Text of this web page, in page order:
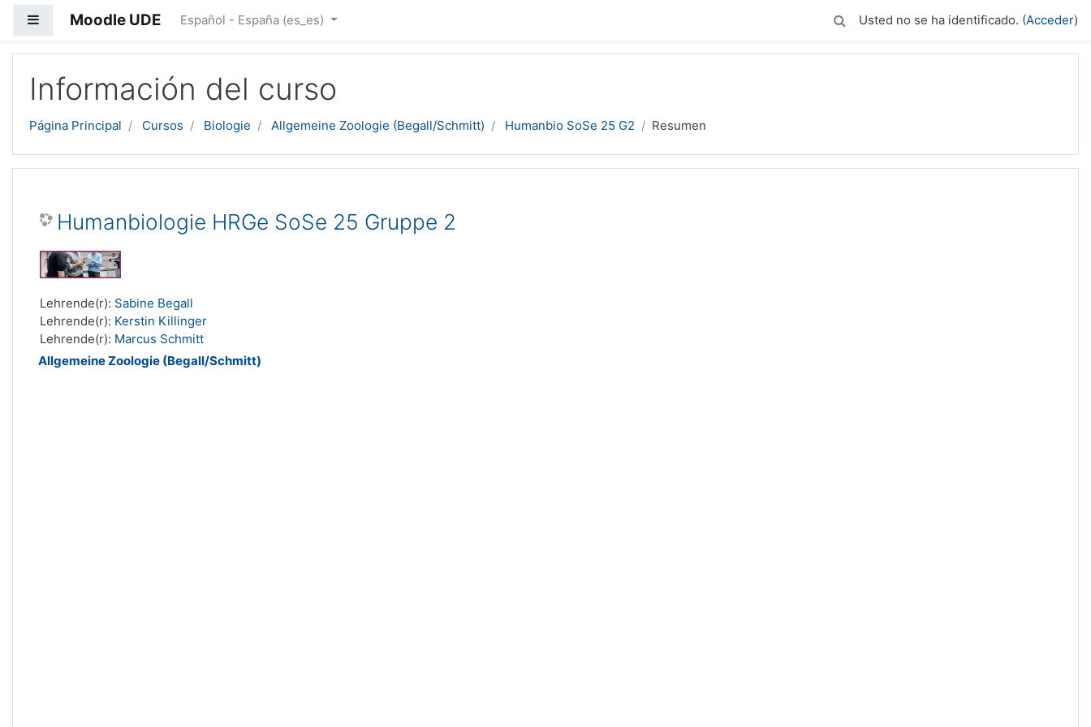
Panel lateral
Moodle UDE Español - España ‎(es_es)‎ Usted no se ha identificado. (Acceder)
Información del curso
Página Principal Cursos Biologie Allgemeine Zoologie (Begall/Schmitt) Humanbio SoSe 25 G2 Resumen
Humanbiologie HRGe SoSe 25 Gruppe 2
Lehrende(r): Sabine Begall
Lehrende(r): Kerstin Killinger
Lehrende(r): Marcus Schmitt
Allgemeine Zoologie (Begall/Schmitt)